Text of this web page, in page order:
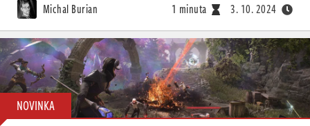
Michal Burian 1 minuta 3. 10. 2024
NOVINKA